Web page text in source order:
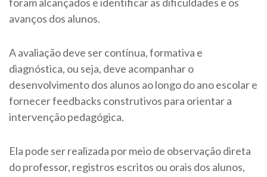
avanços dos alunos.
A avaliação deve ser contínua, formativa e
diagnóstica, ou seja, deve acompanhar o
desenvolvimento dos alunos ao longo do ano escolar e
fornecer feedbacks construtivos para orientar a
intervenção pedagógica.
Ela pode ser realizada por meio de observação direta
do professor, registros escritos ou orais dos alunos,